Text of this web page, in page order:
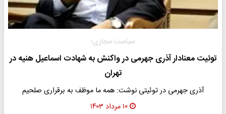
سیاست مجازی؛
توئیت معنادار آذری جهرمی در واکنش به شهادت اسماعیل هنیه در
تهران
آذری جهرمی در توئیتی نوشت: همه ما موظف به برقراری صلحیم
۱۰ مرداد ۱۴۰۳